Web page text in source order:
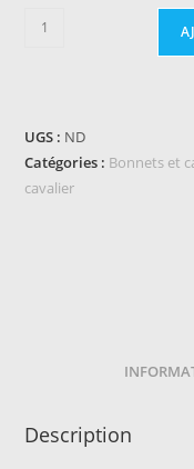
quantité
t'aime
EQUITHÈME
-
UGS : ND
Catégories : Bonnets et
cavalier
Description